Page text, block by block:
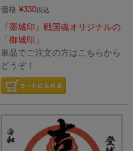
価格 ¥330税込
『墨城印』戦国魂オリジナルの
「御城印」
単品でご注文の方はこちらから
どうぞ！